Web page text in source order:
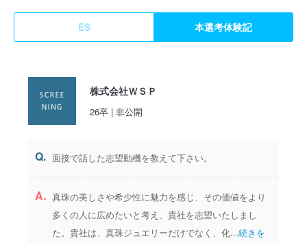
ES 本選考体験記
株式会社ＷＳＰ
26卒 | 非公開
Q. 面接で話した志望動機を教えて下さい。
A. 真珠の美しさや希少性に魅力を感じ、その価値をより
多くの人に広めたいと考え、貴社を志望いたしまし
た。貴社は、真珠ジュエリーだけでなく、化...続きを